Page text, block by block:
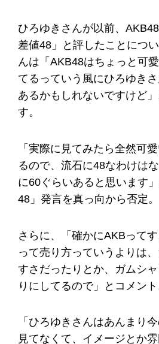
ひろゆきさんが以前、
差値48」と評したことにつ
んは「AKB48はちょっと可
てるっていう風にひろゆき
あるかもしれないですけど
す。
「実際に見てみたら全然可
るので、流石に48なわけは
に60ぐらいあると思います
48」発言を真っ向から否定。
さらに、「確かにAKBって
って売り方っていうよりは
すさだったりとか、ガムシ
りにしてるので」とコメント
「ひろゆきさんはあんまり
見てなくて、イメージとか